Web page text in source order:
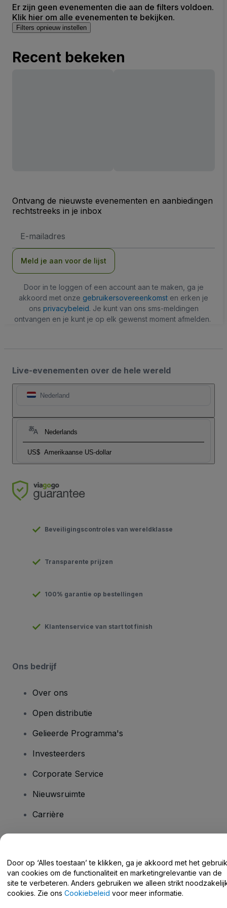
Er zijn geen evenementen die aan de filters voldoen.
Klik hier om alle evenementen te bekijken.
Filters opnieuw instellen
Recent bekeken
Ontvang de nieuwste evenementen en aanbiedingen
rechtstreeks in je inbox
mailadres
Meld je aan voor de lijst
Door in te loggen of een account aan te maken, ga je
akkoord met onze gebruikersovereenkomst en erken je
ons privacybeleid. Je kunt van ons sms-meldingen
ontvangen en je kunt je op elk gewenst moment afmelden.
Live-evenementen over de hele wereld
Nederland
Nederlands
US$ Amerikaanse US-dollar
Beveiligingscontroles van wereldklasse
Transparente prijzen
100% garantie op bestellingen
Klantenservice van start tot finish
Ons bedrijf
Over ons
Open distributie
Gelieerde Programma's
Investeerders
Corporate Service
Nieuwsruimte
Carrière
Helpcentrum / Neem Contact Met Ons Op
Door op ‘Alles toestaan’ te klikken, ga je akkoord met het gebruik
van cookies om de functionaliteit en marketingrelevantie van de
site te verbeteren. Anders gebruiken we alleen strikt
cookies. Zie ons Cookiebeleid voor meer informatie.